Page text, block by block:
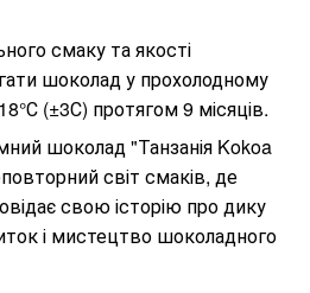
смаку та якості
шоколад у прохолодному
(±3С) протягом 9 місяців.
шоколад "Танзанія Kokoa
світ смаків, де
свою історію про дику
і мистецтво шоколадного